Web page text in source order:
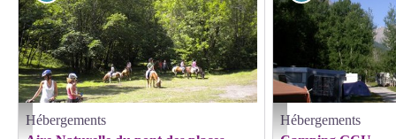
aire naturelle
Hébergements
GCU - GCU
Hébergements